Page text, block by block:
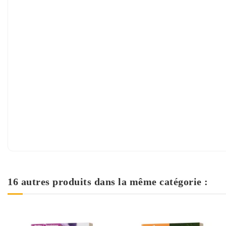
16 autres produits dans la même catégorie :